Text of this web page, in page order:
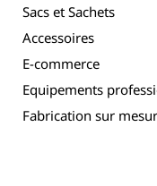
Sacs et Sachets
Accessoires
E-commerce
Equipements
Fabrication sur